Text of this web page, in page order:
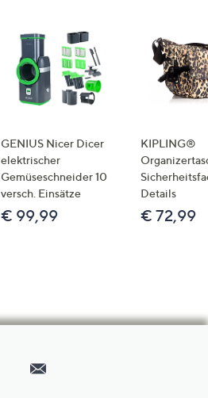
GENIUS Nicer Dicer
elektrischer
Gemüseschneider 10
versch. Einsätze
€ 99,99
KIPLING®
Details
€ 72,99